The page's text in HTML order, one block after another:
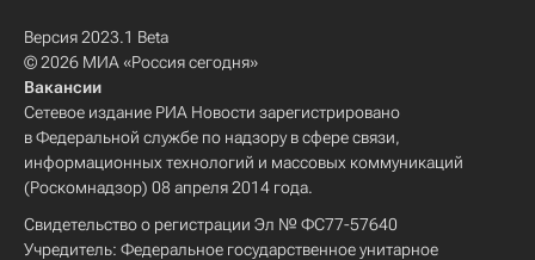
Версия 2023.1 Beta
© 2026 МИА «Россия сегодня»
Вакансии
Сетевое издание РИА Новости зарегистрировано
в Федеральной службе по надзору в сфере связи,
информационных технологий и массовых коммуникаций
(Роскомнадзор) 08 апреля 2014 года.
Свидетельство о регистрации Эл № ФС77-57640
Учредитель: Федеральное государственное унитарное